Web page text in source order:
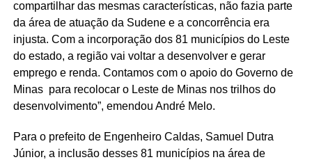
compartilhar das mesmas características, não fazia parte
da área de atuação da Sudene e a concorrência era
injusta. Com a incorporação dos 81 municípios do Leste
do estado, a região vai voltar a desenvolver e gerar
emprego e renda. Contamos com o apoio do Governo de
Minas para recolocar o Leste de Minas nos trilhos do
desenvolvimento”, emendou André Melo.
Para o prefeito de Engenheiro Caldas, Samuel Dutra
Júnior, a inclusão desses 81 municípios na área de